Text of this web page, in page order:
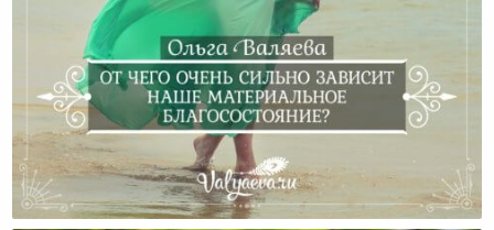
От Чего Очень Сильно Зависит Наше Материальное
Благосостояние?